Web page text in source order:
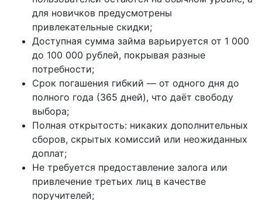
для новичков предусмотрены
привлекательные скидки;
Доступная сумма займа варьируется от 1 000
до 100 000 рублей, покрывая разные
потребности;
Срок погашения гибкий — от одного дня до
полного года (365 дней), что даёт свободу
выбора;
Полная открытость: никаких дополнительных
сборов, скрытых комиссий или неожиданных
доплат;
Не требуется предоставление залога или
привлечение третьих лиц в качестве
поручителей;